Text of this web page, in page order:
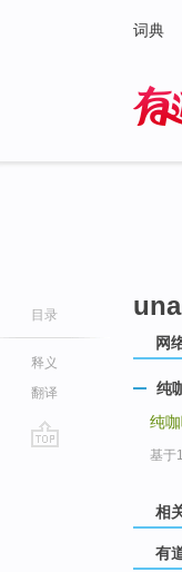
词典
目录
释义
翻译
网
纯
纯
基于
相
有